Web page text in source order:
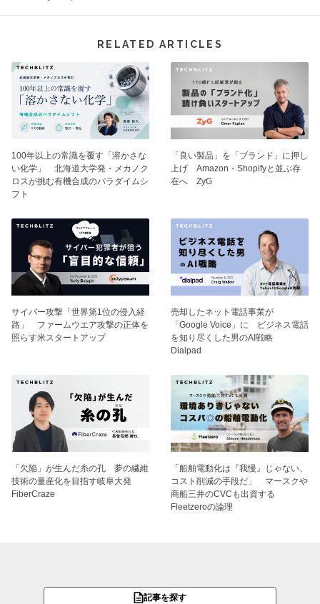
RELATED ARTICLES
100年以上の常識を覆す「溶かさな
い化学」 北海道大学発・メカノク
ロスが挑む有機合成のパラダイムシ
フト
「良い製品」を「ブランド」に押し
上げ Amazon・Shopifyと並ぶ存
在へ ZyG
サイバー攻撃「世界第1位の侵入経
路」 ファームウエア攻撃の正体を
照らす米スタートアップ
売却したネット電話事業が
「Google Voice」に ビジネス電話
を知り尽くした男のAI戦略
Dialpad
「欠陥」が生んだ糸の孔 夢の繊維
技術の量産化を目指す岐阜大発
FiberCraze
「船舶電動化は『我慢』じゃない、
コスト削減の手段だ」 マースクや
商船三井のCVCも出資する
Fleetzeroの論理
記事を探す